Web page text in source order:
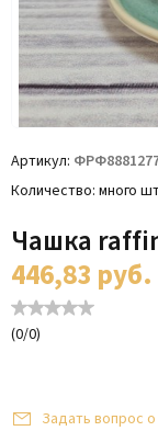
Артикул
Количество много
Чашка
446,83 руб.
(0/0)
Задать вопрос